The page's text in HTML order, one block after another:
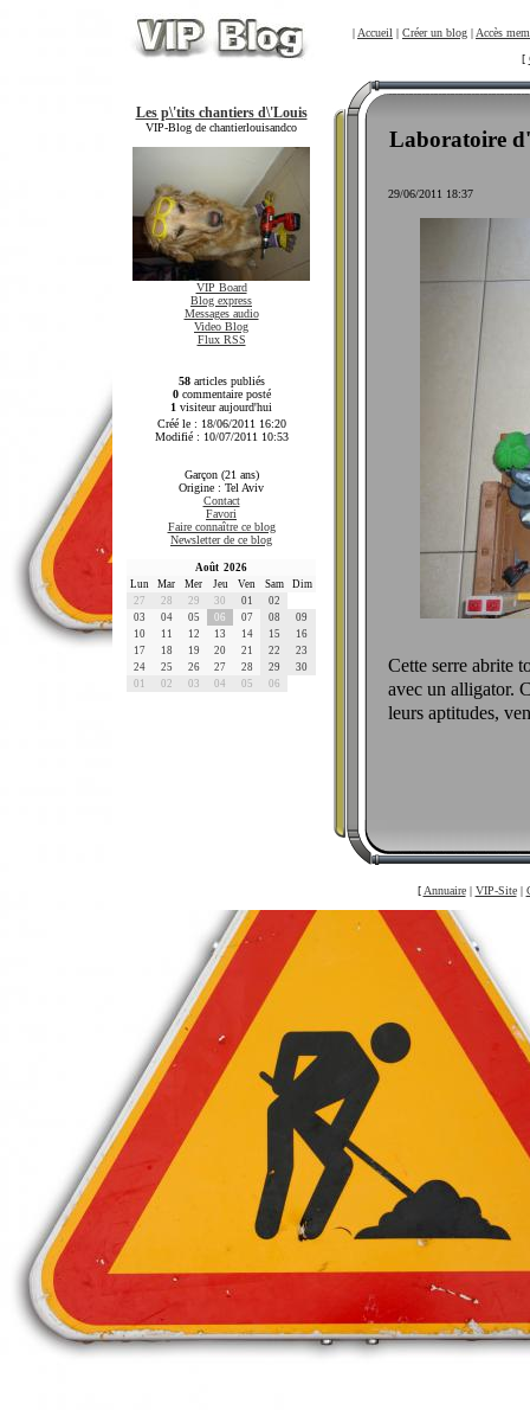
Les p\'tits chantiers d\'Louis
VIP-Blog de chantierlouisandco
VIP Board
Blog express
Messages audio
Video Blog
Flux RSS
58articles publiés
0commentaire posté
1 visiteur aujourd'hui
Créé le : 18/06/2011 16:20
Modifié : 10/07/2011 10:53
Garçon (21 ans)
Origine : Tel Aviv
Contact
Favori
Faire connaître ce blog
Newsletter de ce blog
Août 2026
Lun
Mar Mer Jeu Ven Sam
Dim
27
28 29 30 01
02
03
04 05 06 07 08
09
10
11 12 13 14 15
16
17
18 19 20 21 22
23
24
25 26 27 28 29
30
01
02 03 04 05 06
| Accueil | Créer un blog | Accès
[
Laboratoire
29/06/2011 18:37
Cette serre abrite
avec un alligator.
leurs aptitudes,
[ Annuaire| VIP-Site|